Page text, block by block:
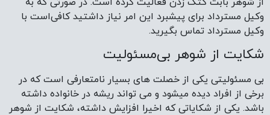
از شوهر بابت کتک زدن فعالیت کرده است. در صورتی که به
وکیل مسترداد برای پیشبرد این امر نیاز داشتید کافی‌است با
وکیل مسترداد تماس بگیرید.
شکایت از شوهر بی‌مسئولیت
بی مسئولیتی یکی از خصلت های بسیار نامتعارفی است که در
برخی از افراد دیده میشود و می تواند ریشه در خانواده داشته
باشد. یکی از شکایاتی که اخیرا افزایش داشته، شکایت از شوهر